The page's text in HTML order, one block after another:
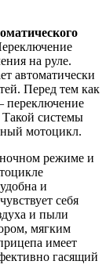
на руле.
автоматически
Перед тем как
переключение
Такой системы
мотоцикл.
режиме и
и
себя
и пыли
мягким
имеет
гасящий